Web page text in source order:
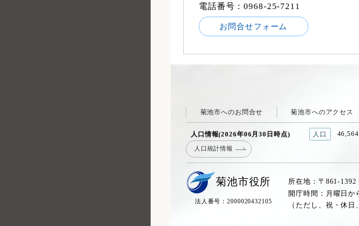
電話番号：0968-25-7211
お問合せフォーム
菊池市へのお問合せ 菊池市へのアクセス
人口情報(2026年06月30日時点) 人口
人口統計情報
菊池市役所
法人番号：2000020432105
所在地：〒861-
開庁時間：月曜日か
（ただし、祝・休